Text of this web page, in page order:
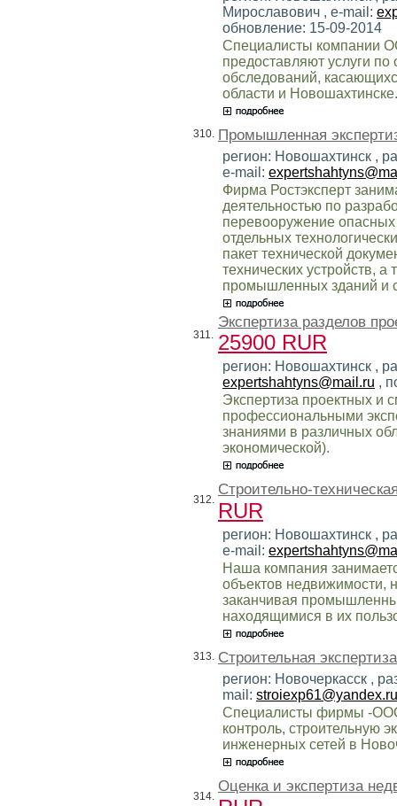
Мирославович , e-mail:
обновление: 15-09-2014
Специалисты компании
предоставляют услуги
обследований,
области и Новошахтинске.
310. Промышленная
регион: Новошахтинск ,
e-mail:
Фирма Ростэксперт
деятельностью по
перевооружение
отдельных
пакет технической
технических устройств,
промышленных зданий и
311.
Экспертиза разделов
25900 RUR
регион: Новошахтинск ,
expertshahtyns@mail.ru ,
Экспертиза проектных и
профессиональными
знаниями в различных
экономической).
312.
Строительно-
RUR
регион: Новошахтинск ,
e-mail:
Наша компания
объектов недвижимости,
заканчивая
находящимися в их
313. Строительная
регион: Новочеркасск ,
mail: stroiexp61@yandex.ru
Специалисты фирмы -ООО
контроль, строительную
инженерных сетей в
314.
Оценка и экспертиза